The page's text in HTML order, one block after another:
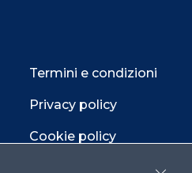
Termini e condizioni
Privacy policy
Cookie policy